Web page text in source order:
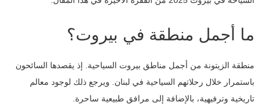
ما أجمل منطقة في بيروت؟
منطقة الزيتونة من أجمل مناطق بيروت السياحية. إذ يقصدها السائحون
باستمرار خلال رحلاتهم السياحية في لبنان. ويرجع ذلك لوجود معالم
تاريخية وترفيهية، بالإضافة إلى مرافق طبيعية ساحرة.